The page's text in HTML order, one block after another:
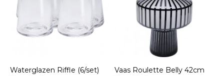
Waterglazen Riffle (6/set)
Vaas Roulette Belly 42cm